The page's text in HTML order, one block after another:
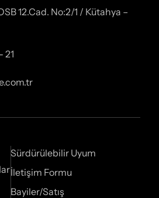
12.Cad. No:2/1 / Kütahya –
21
Sürdürülebilir Uyum
İletişim Formu
Bayiler/Satış